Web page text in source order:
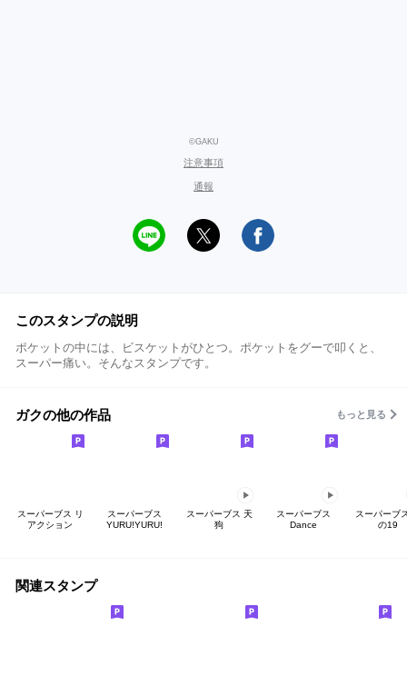
©GAKU
注意事項
通報
このスタンプの説明
ポケットの中には、ビスケットがひとつ。ポケットをグーで叩くと、
スーパー痛い。そんなスタンプです。
ガクの他の作品 もっと見る
スーパーブス リ
アクション
スーパーブス
YURU!YURU!
スーパーブス 天
狗
スーパーブス
Dance
スーパーブ
の19
関連スタンプ